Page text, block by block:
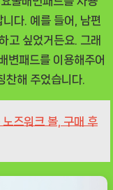
다. 예를 들어, 남편
고 싶었거든요. 그래
변패드를 이용해주어
찬해 주었습니다.
즈워크 볼, 구매 후